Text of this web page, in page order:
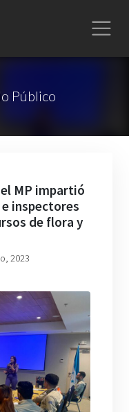
Público
MP impartió
inspectores
de flora y
2023